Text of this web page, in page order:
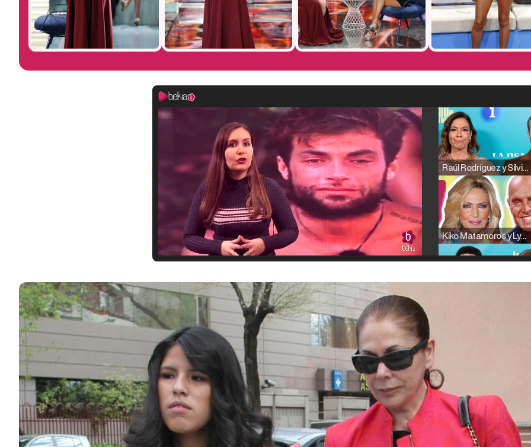
Raúl Rodríguez y Silvia Taulés nos cuentan su papel en 'La familia de la tele'
Kiko Matamoros y Lydia Lozano: "Nuestro público es de todas las edades y RTVE tiene un público muy pegado a las novelas, al que tenemos que captar"
Belén Esteban: "Estoy emocionada, muy contenta y muy feliz por llegar a RTVE"